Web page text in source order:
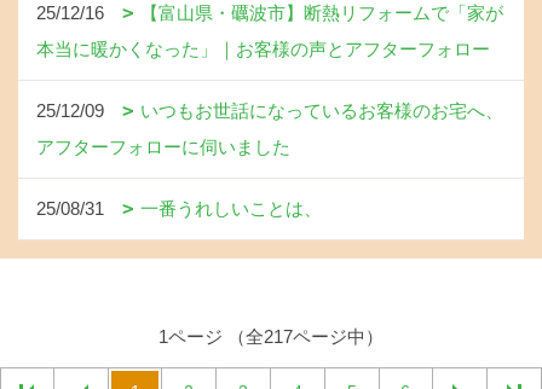
25/12/16
【富山県・礪波市】断熱リフォームで「家が
本当に暖かくなった」｜お客様の声とアフターフォロー
25/12/09
いつもお世話になっているお客様のお宅へ、
アフターフォローに伺いました
25/08/31 一番うれしいことは、
1ページ （全217ページ中）